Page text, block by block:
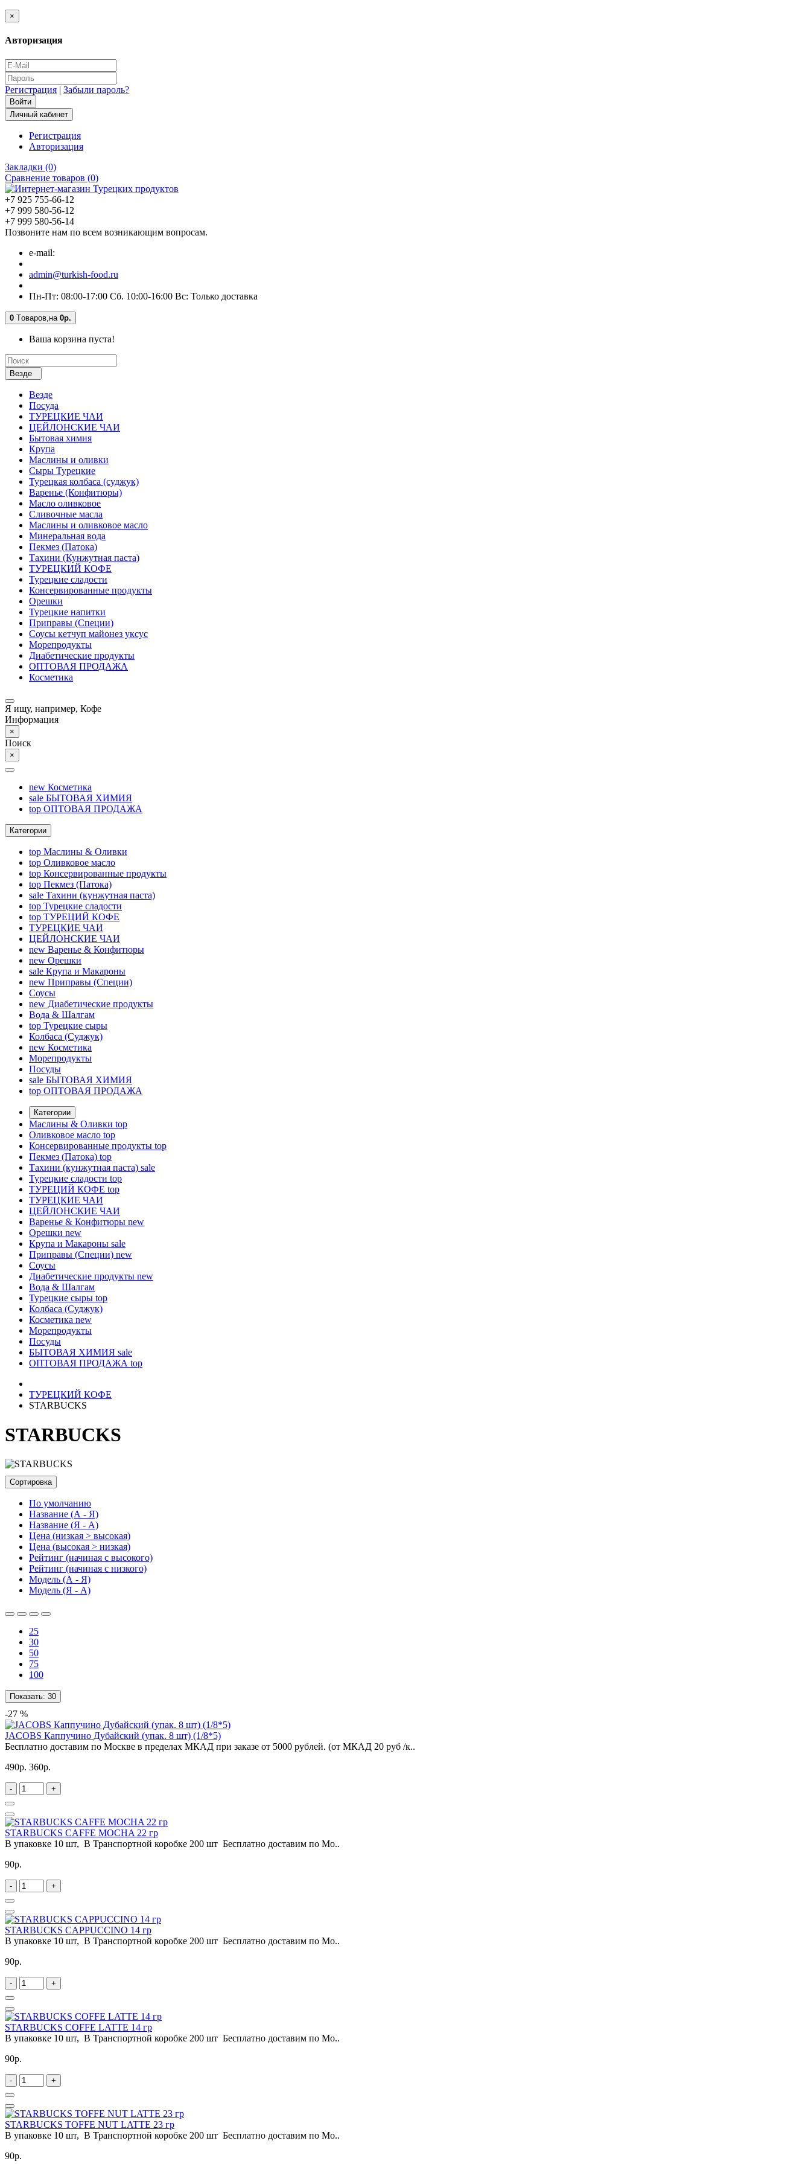
×
Авторизация
Регистрация | Забыли пароль?
Личный кабинет
Регистрация
Авторизация
Закладки (0)
Сравнение товаров (0)
+7 925 755-66-12
+7 999 580-56-12
+7 999 580-56-14
Позвоните нам по всем возникающим вопросам.
e-mail:
admin@turkish-food.ru
Пн-Пт: 08:00-17:00 Сб. 10:00-16:00 Вс: Только доставка
0 Tоваров, на 0р.
Ваша корзина пуста!
Везде
Везде
Посуда
ТУРЕЦКИЕ ЧАИ
ЦЕЙЛОНСКИЕ ЧАИ
Бытовая химия
Крупа
Маслины и оливки
Сыры Турецкие
Турецкая колбаса (суджук)
Варенье (Конфитюры)
Масло оливковое
Сливочные масла
Маслины и оливковое масло
Минеральная вода
Пекмез (Патока)
Тахини (Кунжутная паста)
ТУРЕЦКИЙ КОФЕ
Турецкие сладости
Консервированные продукты
Орешки
Турецкие напитки
Приправы (Специи)
Соусы кетчуп майонез уксус
Морепродукты
Диабетические продукты
ОПТОВАЯ ПРОДАЖА
Косметика
Я ищу, например, Кофе
Информация
×
Поиск
×
new Косметика
sale БЫТОВАЯ ХИМИЯ
top ОПТОВАЯ ПРОДАЖА
Категории
top Маслины & Оливки
top Оливковое масло
top Консервированные продукты
top Пекмез (Патока)
sale Тахини (кунжутная паста)
top Турецкие сладости
top ТУРЕЦИЙ КОФЕ
ТУРЕЦКИЕ ЧАИ
ЦЕЙЛОНСКИЕ ЧАИ
new Варенье & Конфитюры
new Орешки
sale Крупа и Макароны
new Приправы (Специи)
Соусы
new Диабетические продукты
Вода & Шалгам
top Турецкие сыры
Колбаса (Суджук)
new Косметика
Морепродукты
Посуды
sale БЫТОВАЯ ХИМИЯ
top ОПТОВАЯ ПРОДАЖА
Категории
Маслины & Оливки top
Оливковое масло top
Консервированные продукты top
Пекмез (Патока) top
Тахини (кунжутная паста) sale
Турецкие сладости top
ТУРЕЦИЙ КОФЕ top
ТУРЕЦКИЕ ЧАИ
ЦЕЙЛОНСКИЕ ЧАИ
Варенье & Конфитюры new
Орешки new
Крупа и Макароны sale
Приправы (Специи) new
Соусы
Диабетические продукты new
Вода & Шалгам
Турецкие сыры top
Колбаса (Суджук)
Косметика new
Морепродукты
Посуды
БЫТОВАЯ ХИМИЯ sale
ОПТОВАЯ ПРОДАЖА top
ТУРЕЦКИЙ КОФЕ
STARBUCKS
STARBUCKS
Сортировка
По умолчанию
Название (А - Я)
Название (Я - А)
Цена (низкая > высокая)
Цена (высокая > низкая)
Рейтинг (начиная с высокого)
Рейтинг (начиная с низкого)
Модель (А - Я)
Модель (Я - А)
25
30
50
75
100
Показать: 30
-27 %
JACOBS Каппучино Дубайский (упак. 8 шт) (1/8*5)
Бесплатно доставим по Москве в пределах МКАД при заказе от 5000 рублей. (от МКАД 20 руб /к..
490р. 360р.
- +
STARBUCKS CAFFE MOCHA 22 гр
В упаковке 10 шт, В Транспортной коробке 200 шт Бесплатно доставим по Мо..
90р.
- +
STARBUCKS CAPPUCCINO 14 гр
В упаковке 10 шт, В Транспортной коробке 200 шт Бесплатно доставим по Мо..
90р.
- +
STARBUCKS COFFE LATTE 14 гр
В упаковке 10 шт, В Транспортной коробке 200 шт Бесплатно доставим по Мо..
90р.
- +
STARBUCKS TOFFE NUT LATTE 23 гр
В упаковке 10 шт, В Транспортной коробке 200 шт Бесплатно доставим по Мо..
90р.